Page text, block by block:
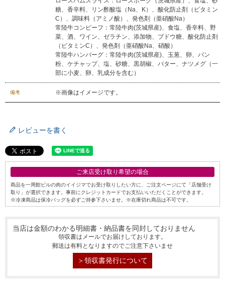
シーン別特集
お中元ギフト
お中元ハムギフ
ト
誕生日ギフト
結婚内祝い
糖、香辛料、リン酢酸塩（Na、K）、酸化防止剤（ビタミン
C）、調味料（アミノ酸）、発色剤（亜硝酸Na）
常陸牛コンビーフ：常陸牛肉(茨城県産)、食塩、香辛料、野
菜、酒、ワイン、ゼラチン、添加物、ブドウ糖、酸化防止剤
（ビタミンC）、発色剤（亜硝酸Na、硝酸）
常陸牛ハンバーグ：常陸牛肉(茨城県産)、玉葱、卵、パン
粉、ケチャップ、塩、砂糖、黒胡椒、バター、ナツメグ（一
部に小麦、卵、乳成分を含む）
備考 ※画像はイメージです。
レビューを書く
ご来店受け取り希望の場合
商品を一周館ビルの肉のイイジマでお受け取りしたい方に、ご注文ページにて「店舗受け
取り」が選択できます。事前にクレジットカードでお支払いいただくことができます。
※冷凍商品は保冷バッグを必ずご持参下さいませ。※在庫切れ商品は不可です。
当店は金額のわかる明細書・納品書を同封しておりません
領収書はメールでお届けしております。
郵送は有料となりますのでご注意下さいませ
＞領収書発行について